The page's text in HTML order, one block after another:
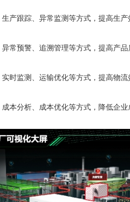
产跟踪、异常监测等方式，提高生产
常预警、追溯管理等方式，提高产品
时监测、运输优化等方式，提高物流
本分析、成本优化等方式，降低企业